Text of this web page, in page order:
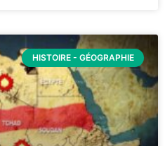
HISTOIRE - GÉOGRAPHIE